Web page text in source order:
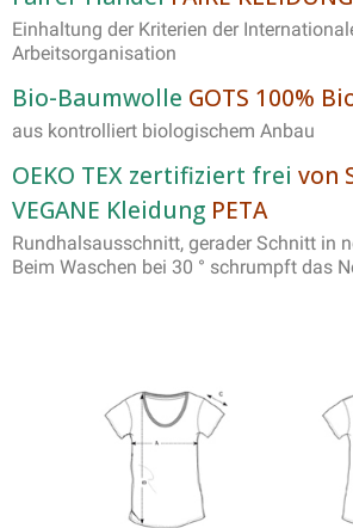
Einhaltung der Kriterien der
Arbeitsorganisation
Bio-Baumwolle GOTS 100%
aus kontrolliert biologischem Anbau
OEKO TEX zertifiziert frei von
VEGANE Kleidung PETA
Rundhalsausschnitt, gerader Schnitt in
Beim Waschen bei 30 ° schrumpft das